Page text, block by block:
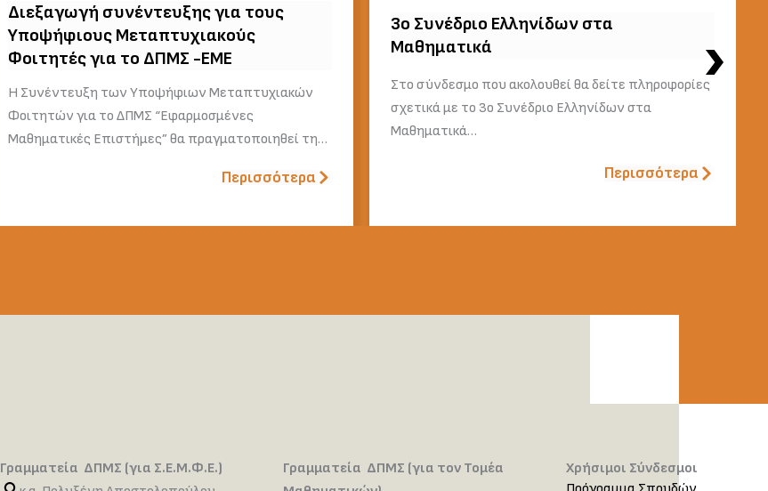
Διεξαγωγή συνέντευξης για τους
Υποψήφιους Μεταπτυχιακούς
Φοιτητές για το ΔΠΜΣ -ΕΜΕ
Η Συνέντευξη των Υποψήφιων Μεταπτυχιακών
Φοιτητών για το ΔΠΜΣ “Εφαρμοσμένες
Μαθηματικές Επιστήμες” θα πραγματοποιηθεί τη…
Περισσότερα
3o Συνέδριο Ελληνίδων στα
Μαθηματικά
Στο σύνδεσμο που ακολουθεί θα δείτε πληροφορίες
σχετικά με το 3ο Συνέδριο Ελληνίδων στα
Μαθηματικά…
Περισσότερα
Γραμματεία ΔΠΜΣ (για Σ.Ε.Μ.Φ.Ε.)
Γραμματεία ΔΠΜΣ (για τον Τομέα
Χρήσιμοι Σύνδεσμοι